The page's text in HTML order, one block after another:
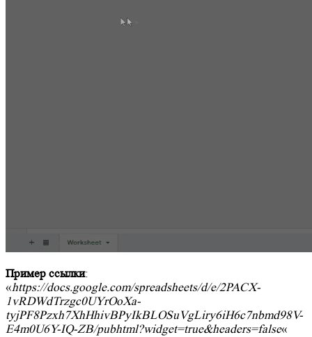
Пример ссылки:
«https://docs.google.com/spreadsheets/d/e/2PACX-
1vRDWdTrzgc0UYrOoXa-
tyjPF8Pzxh7XhHhivBPyIkBLOSuVgLiry6iH6c7nbmd98V-
E4m0U6Y-IQ-ZB/pubhtml?widget=true&headers=false«